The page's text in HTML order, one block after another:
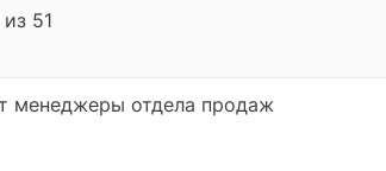
51
менеджеры отдела продаж